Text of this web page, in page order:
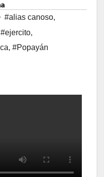
#alias canoso,
#ejercito,
, #Popayán